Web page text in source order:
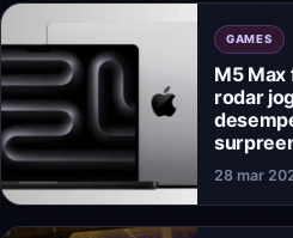
GAMES
M5 Max
rodar
28 mar